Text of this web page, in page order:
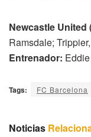
Newcastle United
Ramsdale;
Entrenador:
Tags: FC Barcelona
Noticias